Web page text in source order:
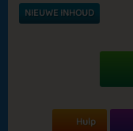
NIEUWE INHOUD
Hulp